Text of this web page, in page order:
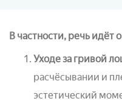
В частности, речь идёт
Уходе за гривой
расчёсывании и
эстетический